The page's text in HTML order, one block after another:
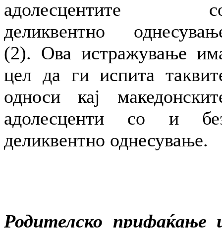
адолесцентите
деликвентно
(2). Ова истражување
цел да ги испита
односи кај
адолесценти со и
деликвентно однесување.
Родителско прифаќање